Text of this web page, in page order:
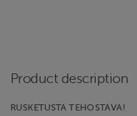
Product description
RUSKETUSTA TEHOSTAVA!